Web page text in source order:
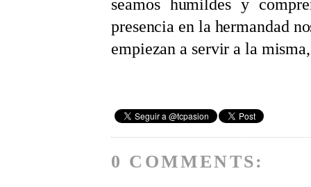
seamos humildes y
presencia en la hermandad
empiezan a servir a la
0 COMMENTS: